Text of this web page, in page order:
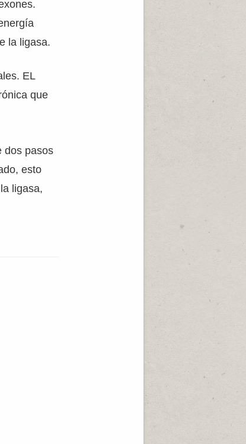
la ligasa.
EL
que
dos pasos
esto
ligasa,